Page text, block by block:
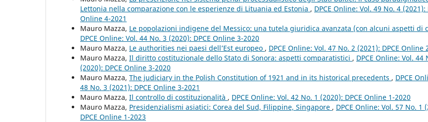
Lettonia nella comparazione con le esperienze di Lituania ed Estonia , DPCE Online: Vol. 49 No. 4 (2021):
Online 4-2021
Mauro Mazza, Le popolazioni indigene del Messico: una tutela giuridica avanzata (con alcuni aspetti di
DPCE Online: Vol. 44 No. 3 (2020): DPCE Online 3-2020
Mauro Mazza, Le authorities nei paesi dell’Est europeo , DPCE Online: Vol. 47 No. 2 (2021): DPCE Online
Mauro Mazza, Il diritto costituzionale dello Stato di Sonora: aspetti comparatistici , DPCE Online: Vol. 44
(2020): DPCE Online 3-2020
Mauro Mazza, The judiciary in the Polish Constitution of 1921 and in its historical precedents , DPCE
48 No. 3 (2021): DPCE Online 3-2021
Mauro Mazza, Il controllo di costituzionalità , DPCE Online: Vol. 42 No. 1 (2020): DPCE Online 1-2020
Mauro Mazza, Presidenzialismi asiatici: Corea del Sud, Filippine, Singapore , DPCE Online: Vol. 57 No. 1
DPCE Online 1-2023